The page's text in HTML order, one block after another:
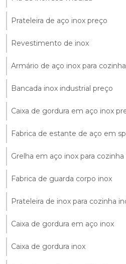
Prateleira de aço inox preço
Revestimento de inox
Armário de aço inox para
Bancada inox industrial preço
Caixa de gordura em aço inox
Fabrica de estante de aço em sp
Grelha em aço inox para cozinha
Fabrica de guarda corpo inox
Prateleira de inox para cozinha
Caixa de gordura em aço inox
Caixa de gordura inox